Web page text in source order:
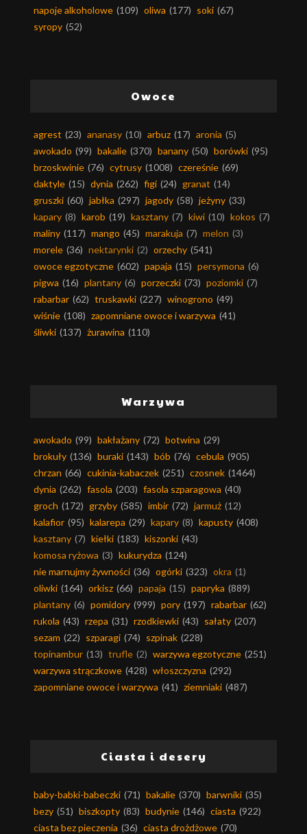
napoje alkoholowe (109) oliwa (177) soki (67)
syropy (52)
Owoce
agrest (23) ananasy (10) arbuz (17) aronia (5)
awokado (99) bakalie (370) banany (50) borówki (95)
brzoskwinie (76) cytrusy (1008) czereśnie (69)
daktyle (15) dynia (262) figi (24) granat (14)
gruszki (60) jabłka (297) jagody (58) jeżyny (33)
kapary (8) karob (19) kasztany (7) kiwi (10) kokos (7)
maliny (117) mango (45) marakuja (7) melon (3)
morele (36) nektarynki (2) orzechy (541)
owoce egzotyczne (602) papaja (15) persymona (6)
pigwa (16) plantany (6) porzeczki (73) poziomki (7)
rabarbar (62) truskawki (227) winogrono (49)
wiśnie (108) zapomniane owoce i warzywa (41)
śliwki (137) żurawina (110)
Warzywa
awokado (99) bakłażany (72) botwina (29)
brokuły (136) buraki (143) bób (76) cebula (905)
chrzan (66) cukinia-kabaczek (251) czosnek (1464)
dynia (262) fasola (203) fasola szparagowa (40)
groch (172) grzyby (585) imbir (72) jarmuż (12)
kalafior (95) kalarepa (29) kapary (8) kapusty (408)
kasztany (7) kiełki (183) kiszonki (43)
komosa ryżowa (3) kukurydza (124)
nie marnujmy żywności (36) ogórki (323) okra (1)
oliwki (164) orkisz (66) papaja (15) papryka (889)
plantany (6) pomidory (999) pory (197) rabarbar (62)
rukola (43) rzepa (31) rzodkiewki (43) sałaty (207)
sezam (22) szparagi (74) szpinak (228)
topinambur (13) trufle (2) warzywa egzotyczne (251)
warzywa strączkowe (428) włoszczyzna (292)
zapomniane owoce i warzywa (41) ziemniaki (487)
Ciasta i desery
baby-babki-babeczki (71) bakalie (370) barwniki (35)
bezy (51) biszkopty (83) budynie (146) ciasta (922)
ciasta bez pieczenia (36) ciasta drożdżowe (70)